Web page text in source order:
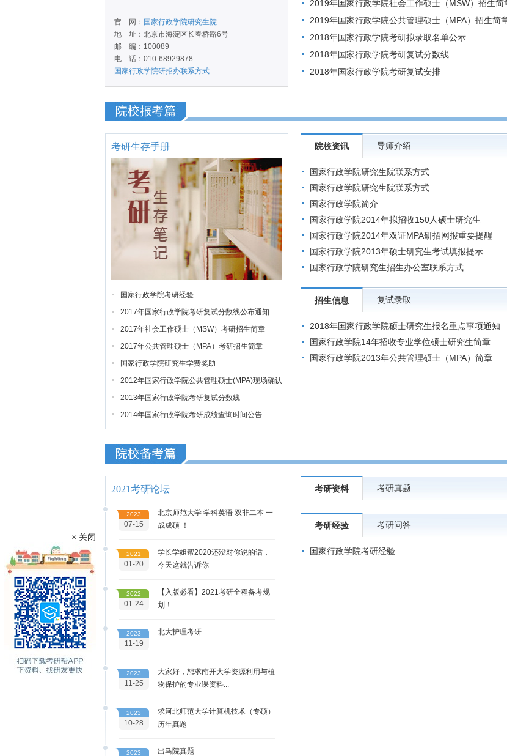
官 网： 国家行政学院研究生院
地 址：北京市海淀区长春桥路6号
邮 编：100089
电 话：010-68929878
国家行政学院研招办联系方式
2019年国家行政学院社会工作硕士（MSW）招生简
2019年国家行政学院公共管理硕士（MPA）招生简
2018年国家行政学院考研拟录取名单公示
2018年国家行政学院考研复试分数线
2018年国家行政学院考研复试安排
考研生存手册
国家行政学院考研经验
2017年国家行政学院考研复试分数线公布通知
2017年社会工作硕士（MSW）考研招生简章
2017年公共管理硕士（MPA）考研招生简章
国家行政学院研究生学费奖助
2012年国家行政学院公共管理硕士(MPA)现场确认
2013年国家行政学院考研复试分数线
2014年国家行政学院考研成绩查询时间公告
院校资讯 导师介绍
国家行政学院研究生院联系方式
国家行政学院研究生院联系方式
国家行政学院简介
国家行政学院2014年拟招收150人硕士研究生
国家行政学院2014年双证MPA研招网报重要提醒
国家行政学院2013年硕士研究生考试填报提示
国家行政学院研究生招生办公室联系方式
招生信息 复试录取
2018年国家行政学院硕士研究生报名重点事项通知
国家行政学院14年招收专业学位硕士研究生简章
国家行政学院2013年公共管理硕士（MPA）简章
2021考研论坛
2023
07-15
北京师范大学 学科英语 双非二本 一
战成硕 ！
2021
01-20
学长学姐帮2020还没对你说的话，
今天这就告诉你
2022
01-24
【入版必看】2021考研全程备考规
划！
2023
11-19
北大护理考研
2023
11-25
大家好，想求南开大学资源利用与植
物保护的专业课资料...
2023
10-28
求河北师范大学计算机技术（专硕）
历年真题
2023 出马院真题
考研资料 考研真题
考研经验 考研问答
国家行政学院考研经验
× 关闭